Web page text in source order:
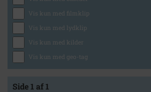
Vis kun med filmklip
Vis kun med lydklip
Vis kun med kilder
Vis kun med geo-tag
Side 1 af 1